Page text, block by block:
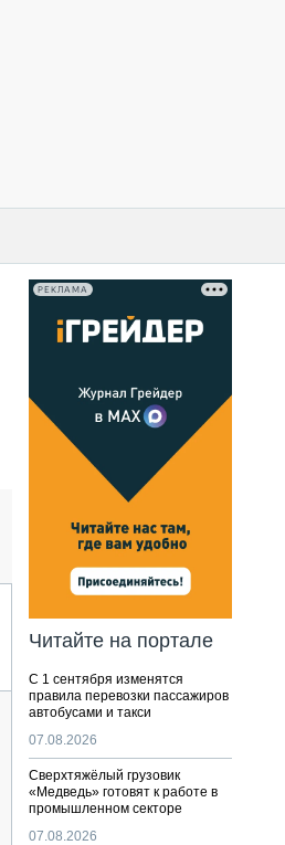
РЕКЛАМА
Читайте на портале
С 1 сентября изменятся
правила перевозки пассажиров
автобусами и такси
07.08.2026
Сверхтяжёлый грузовик
«Медведь» готовят к работе в
промышленном секторе
07.08.2026